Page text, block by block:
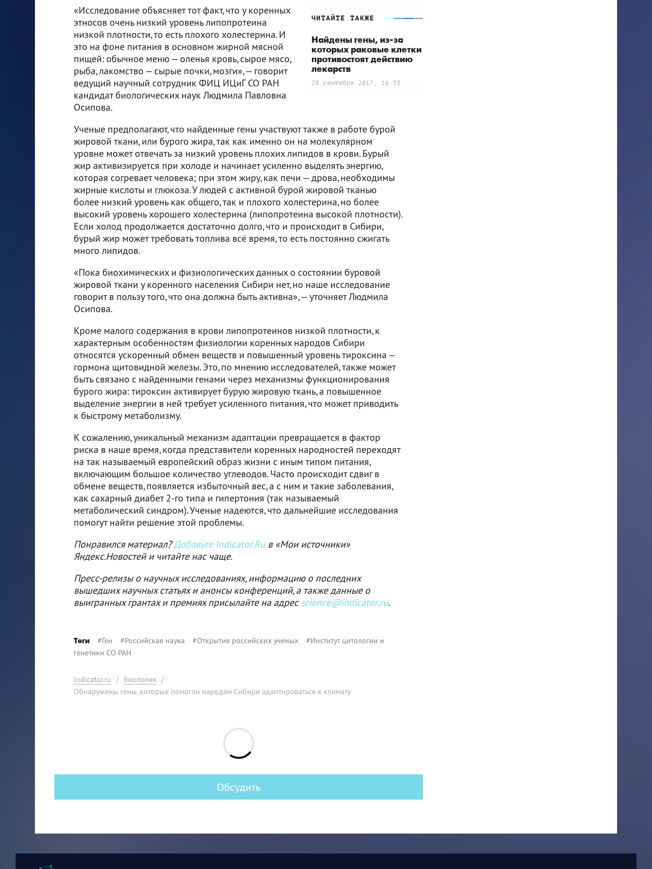
ЧИТАЙТЕ ТАКЖЕ
Найдены гены, из-за
которых раковые клетки
противостоят действию
лекарств
28 сентября 2017, 16:55
«Исследование объясняет тот факт, что у коренных
этносов очень низкий уровень липопротеина
низкой плотности, то есть плохого холестерина. И
это на фоне питания в основном жирной мясной
пищей: обычное меню — оленья кровь, сырое мясо,
рыба, лакомство — сырые почки, мозги», — говорит
ведущий научный сотрудник ФИЦ ИЦиГ СО РАН
кандидат биологических наук Людмила Павловна
Осипова.
Ученые предполагают, что найденные гены участвуют также в работе бурой
жировой ткани, или бурого жира, так как именно он на молекулярном
уровне может отвечать за низкий уровень плохих липидов в крови. Бурый
жир активизируется при холоде и начинает усиленно выделять энергию,
которая согревает человека; при этом жиру, как печи — дрова, необходимы
жирные кислоты и глюкоза. У людей с активной бурой жировой тканью
более низкий уровень как общего, так и плохого холестерина, но более
высокий уровень хорошего холестерина (липопротеина высокой плотности).
Если холод продолжается достаточно долго, что и происходит в Сибири,
бурый жир может требовать топлива всё время, то есть постоянно сжигать
много липидов.
«Пока биохимических и физиологических данных о состоянии буровой
жировой ткани у коренного населения Сибири нет, но наше исследование
говорит в пользу того, что она должна быть активна», — уточняет Людмила
Осипова.
Кроме малого содержания в крови липопротеинов низкой плотности, к
характерным особенностям физиологии коренных народов Сибири
относятся ускоренный обмен веществ и повышенный уровень тироксина —
гормона щитовидной железы. Это, по мнению исследователей, также может
быть связано с найденными генами через механизмы функционирования
бурого жира: тироксин активирует бурую жировую ткань, а повышенное
выделение энергии в ней требует усиленного питания, что может приводить
к быстрому метаболизму.
К сожалению, уникальный механизм адаптации превращается в фактор
риска в наше время, когда представители коренных народностей переходят
на так называемый европейский образ жизни с иным типом питания,
включающим большое количество углеводов. Часто происходит сдвиг в
обмене веществ, появляется избыточный вес, а с ним и такие заболевания,
как сахарный диабет 2-го типа и гипертония (так называемый
метаболический синдром). Ученые надеются, что дальнейшие исследования
помогут найти решение этой проблемы.
Понравился материал?Добавьте Indicator.Ruв «Мои источники»
Яндекс.Новостей и читайте нас чаще.
Пресс-релизы о научных исследованиях, информацию о последних
вышедших научных статьях и анонсы конференций, а также данные о
выигранных грантах и премиях присылайте на адресscience@indicator.ru.
Теги #Ген #Российская наука #Открытия российских ученых #Институт цитологии и
генетики СО РАН
Indicator.ru / Биология /
Обнаружены гены, которые помогли народам Сибири адаптироваться к климату
Обсудить